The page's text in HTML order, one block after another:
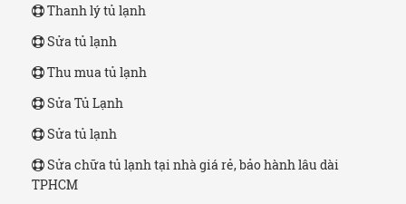
Thanh lý tủ lạnh
Sửa tủ lạnh
Thu mua tủ lạnh
Sửa Tủ Lạnh
Sửa tủ lạnh
Sửa chữa tủ lạnh tại nhà giá rẻ, bảo hành lâu dài
TPHCM